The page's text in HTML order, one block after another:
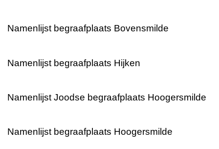
Namenlijst begraafplaats Bovensmilde
Namenlijst begraafplaats Hijken
Namenlijst Joodse begraafplaats Hoogersmilde
Namenlijst begraafplaats Hoogersmilde